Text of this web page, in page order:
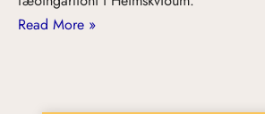
Read More »